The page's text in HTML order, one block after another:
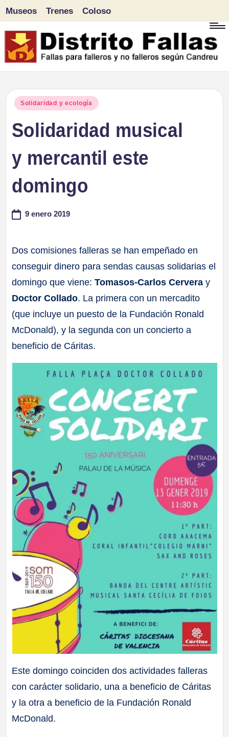
Saltar
al
Museos Trenes Coloso
Publicado
Solidaridad y ecología
Solidaridad musical
y mercantil este
domingo
9 enero 2019
Dos comisiones falleras se han empeñado en
conseguir dinero para sendas causas solidarias el
domingo que viene:Tomasos-Carlos Cervera y
Doctor Collado. La primera con un mercadito
(que incluye un puesto de la Fundación Ronald
McDonald), y la segunda con un concierto a
beneficio de Cáritas.
Este domingo coinciden dos actividades falleras
con carácter solidario, una a beneficio de Cáritas
y la otra a beneficio de la Fundación Ronald
McDonald.